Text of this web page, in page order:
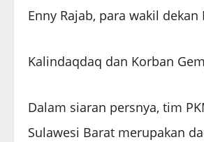
Enny Rajab, para wakil
Kalindaqdaq dan Korban
Dalam siaran persnya, tim
Sulawesi Barat merupakan